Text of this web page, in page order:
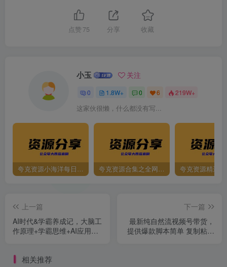
点赞 75 分享 收藏
小玉 关注
0 1.8W+ 0 6 219W+
这家伙很懒，什么都没有写...
夸克资源小海洋每日更新资源大汇总（持续更新） 夸克资源合集之全网影视 夸克资源精选
上一篇
AI时代&学霸养成记，大脑工
作原理+学霸思维+AI应用，
下一篇
最新纯自然流视频号带货，
提供爆款脚本简单 复制粘贴
相关推荐